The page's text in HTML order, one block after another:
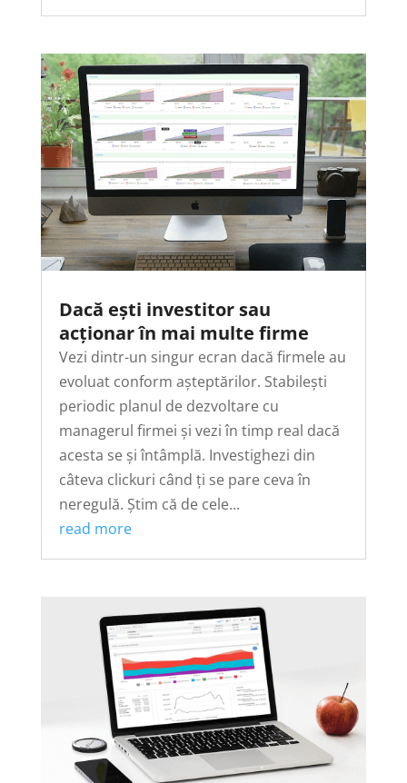
Dacă ești investitor sau
acționar în mai multe firme
Vezi dintr-un singur ecran dacă firmele au
evoluat conform așteptărilor. Stabilești
periodic planul de dezvoltare cu
managerul firmei și vezi în timp real dacă
acesta se și întâmplă. Investighezi din
câteva clickuri când ți se pare ceva în
neregulă. Știm că de cele...
read more